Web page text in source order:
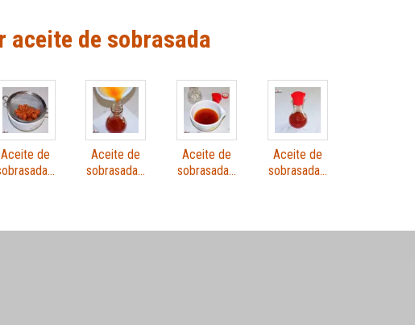
aceite de sobrasada
Aceite de
Aceite de
sobrasada…
Aceite de
sobrasada…
Aceite de
sobrasada…